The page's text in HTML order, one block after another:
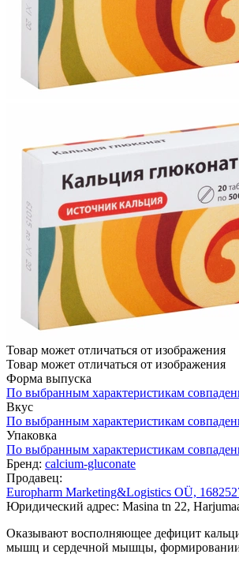
Товар может отличаться от изображения
Товар может отличаться от изображения
Форма выпуска
По выбранным характеристикам
Вкус
По выбранным характеристикам
Упаковка
По выбранным характеристикам
Бренд: calcium-gluconate
Продавец:
Europharm Marketing&Logistics OÜ,
Юридический адрес: Masina tn 22,
Оказывают восполняющее дефицит
мышц и сердечной мышцы, формировании